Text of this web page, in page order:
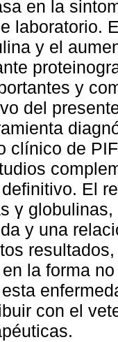
en la
laboratorio.
y el
y
del
clínico de
El
γ
y una
la forma
con el